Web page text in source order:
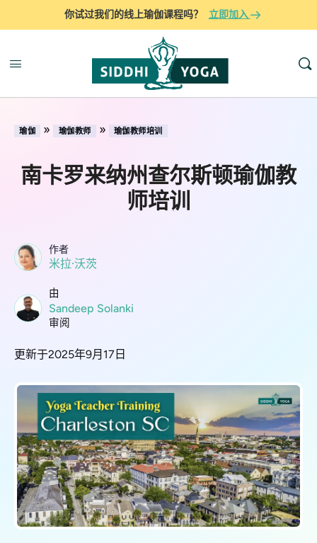
你试过我们的线上瑜伽课程吗？ 立即加入
瑜伽 » 瑜伽教师 » 瑜伽教师培训
南卡罗来纳州查尔斯顿瑜伽教
师培训
作者
米拉·沃茨
由
Sandeep Solanki
审阅
更新于2025年9月17日